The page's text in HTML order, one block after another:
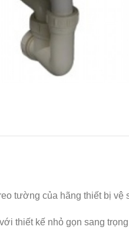
tường của hãng thiết bị vệ
thiết kế nhỏ gọn sang